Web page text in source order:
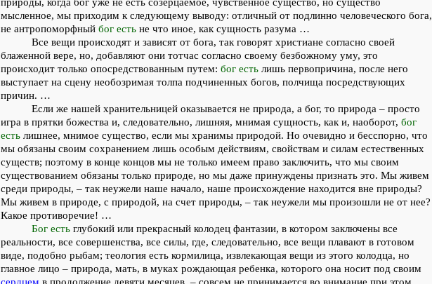
природы, когда бог уже не есть созерцаемое, чувственное существо, но существо
мысленное, мы приходим к следующему выводу: отличный от подлинно человеческого бога,
не антропоморфный бог естьне что иное, как сущность разума …
Все вещи происходят и зависят от бога, так говорят христиане согласно своей
блаженной вере, но, добавляют они тотчас согласно своему безбожному уму, это
происходит только опосредствованным путем: бог естьлишь первопричина, после него
выступает на сцену необозримая толпа подчиненных богов, полчища посредствующих
причин. …
Если же нашей хранительницей оказывается не природа, а бог, то природа – просто
игра в прятки божества и, следовательно, лишняя, мнимая сущность, как и, наоборот, бог
естьлишнее, мнимое существо, если мы хранимы природой. Но очевидно и бесспорно, что
мы обязаны своим сохранением лишь особым действиям, свойствам и силам естественных
существ; поэтому в конце концов мы не только имеем право заключить, что мы своим
существованием обязаны только природе, но мы даже принуждены признать это. Мы живем
среди природы, – так неужели наше начало, наше происхождение находится вне природы?
Мы живем в природе, с природой, на счет природы, – так неужели мы произошли не от нее?
Какое противоречие! …
Бог естьглубокий или прекрасный колодец фантазии, в котором заключены все
реальности, все совершенства, все силы, где, следовательно, все вещи плавают в готовом
виде, подобно рыбам; теология есть кормилица, извлекающая вещи из этого колодца, но
главное лицо – природа, мать, в муках рождающая ребенка, которого она носит под своим